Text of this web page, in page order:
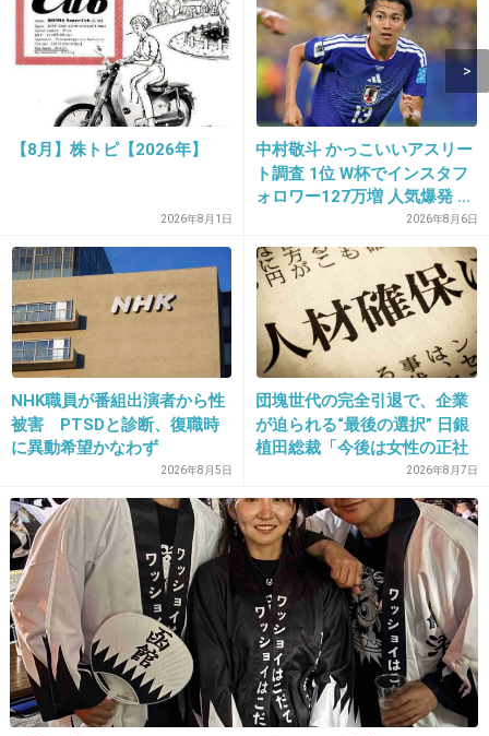
お年玉って奪われちゃうものなんだ。
なんか可哀そう。
+14
私もお年玉取られてたけど全部貯金してくれて
たなぁ…
+23
15. 匿名2013/02/15(金) 16:40:28
韓国って子供は親の所有物って感覚が強いか
子供も必死で騙そうとするんだろうね
+14 -2
【8月】株トピ【2026年】
2026年8月1日
中村敬斗 かっこいいアスリー
ト調査 1位 W杯でインスタフ
ォロワー127万増 人気爆発 …
2位 高橋藍 3位 大谷翔平2026年8月6日
NHK職員が番組出演者から性
被害 PTSDと診断、復職時
に異動希望かなわず
2026年8月5日
団塊世代の完全引退で、企業
が迫られる“最後の選択” 日銀
植田総裁「今後は女性の正社
員化と外国人の人材活用が
鍵」
2026年8月7日